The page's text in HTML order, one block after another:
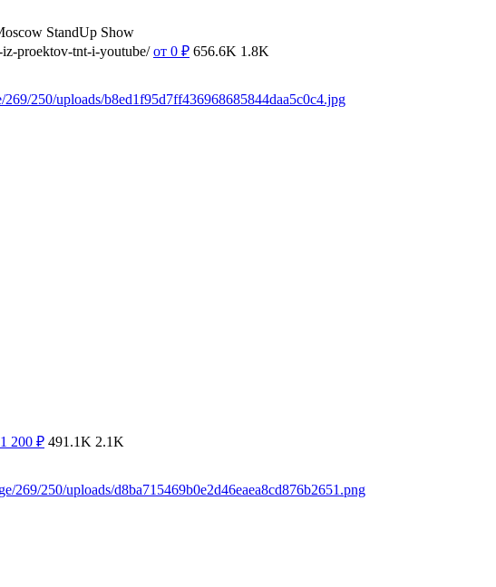
StandUp Show
proektov-tnt-i-youtube/ от 0 ₽ 656.6K 1.8K
269/250/uploads/b8ed1f95d7ff436968685844daa5c0c4.jpg
200 ₽ 491.1K 2.1K
269/250/uploads/d8ba715469b0e2d46eaea8cd876b2651.png